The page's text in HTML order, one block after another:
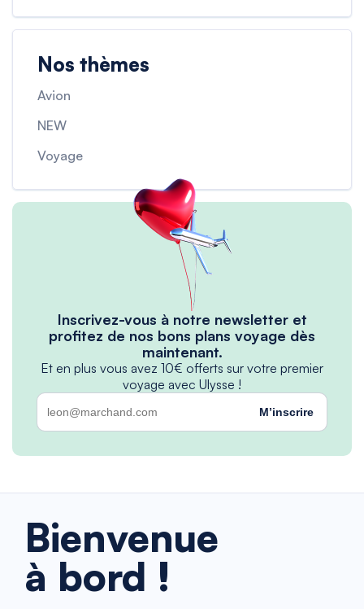
Nos thèmes
Avion
NEW
Voyage
Inscrivez-vous à notre newsletter et
profitez de nos bons plans voyage dès
maintenant.
Et en plus vous avez 10€ offerts sur votre premier
voyage avec Ulysse !
M’inscrire
Bienvenue
à bord !